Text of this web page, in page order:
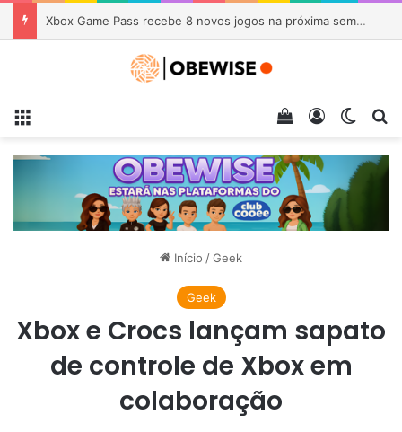
Xbox Game Pass recebe 8 novos jogos na próxima semana
Entrar
Veja seu
Início /Geek
Geek
Xbox e Crocs lançam sapato
de controle de Xbox em
colaboração